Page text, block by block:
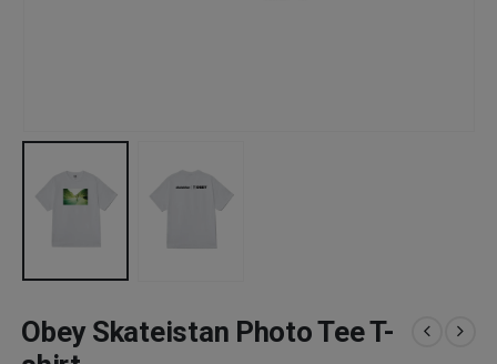
Obey Skateistan Photo Tee T-